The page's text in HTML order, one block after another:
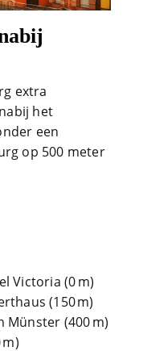
extra
het
een
op 500 meter
Victoria (0 m)
(150 m)
Münster (400 m)